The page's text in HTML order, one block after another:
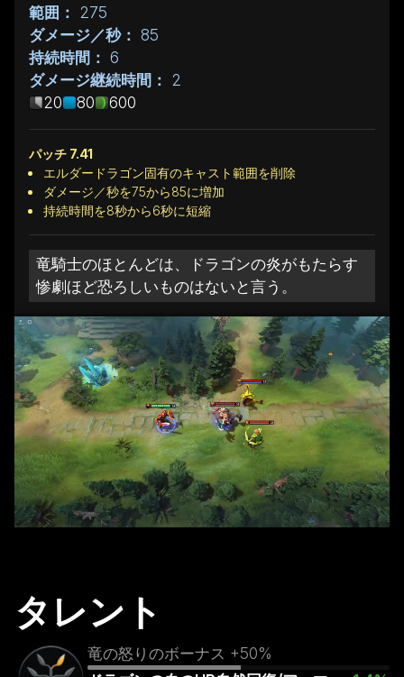
範囲：
275
ダメージ／秒： 85
持続時間： 6
ダメージ継続時間：
2
20
80 600
パッチ 7.41
エルダードラゴン固有のキャスト範囲を削除
ダメージ／秒を75から85に増加
持続時間を8秒から6秒に短縮
竜騎士のほとんどは、ドラゴンの炎がもたらす
惨劇ほど恐ろしいものはないと言う。
タレント
竜の怒りのボーナス +50%